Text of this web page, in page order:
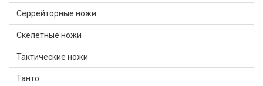
Серрейторные ножи
Скелетные ножи
Тактические ножи
Танто